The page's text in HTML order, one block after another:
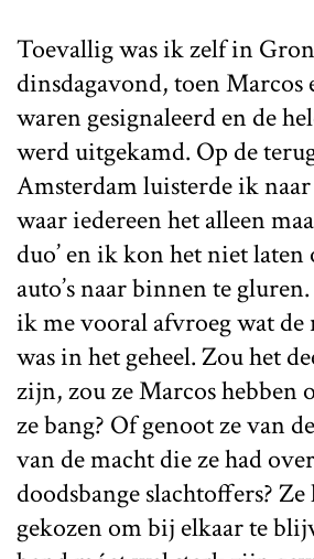
Toevallig was ik zelf in
dinsdagavond, toen Marcos
waren gesignaleerd en de
werd uitgekamd. Op de
Amsterdam luisterde ik
waar iedereen het alleen
duo’ en ik kon het niet
auto’s naar binnen te
ik me vooral afvroeg wat de
was in het geheel. Zou het
zijn, zou ze Marcos hebben
ze bang? Of genoot ze van
van de macht die ze had
doodsbange slachtoffers?
gekozen om bij elkaar te